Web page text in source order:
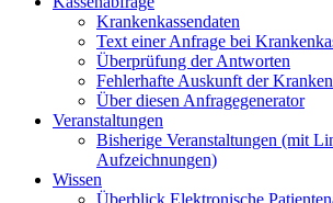
Krankenkassendaten
Text einer Anfrage bei
Überprüfung der Antworten
Fehlerhafte Auskunft der
Über diesen Anfragegenerator
Veranstaltungen
Bisherige Veranstaltungen (mit
Aufzeichnungen)
Wissen
Überblick Elektronische